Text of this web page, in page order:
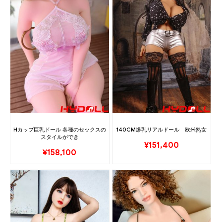
Hカップ巨乳ドール 各種のセックスの
スタイルができ
¥158,100
140CM爆乳リアルドール 欧米熟女
¥151,400